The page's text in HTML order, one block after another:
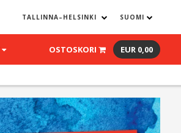
TALLINNA–HELSINKI SUOMI
EUR 0,00
OSTOSKORI